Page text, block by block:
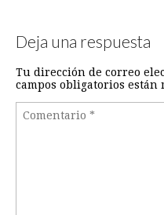
Deja una respuesta
Tu dirección de correo
campos obligatorios están